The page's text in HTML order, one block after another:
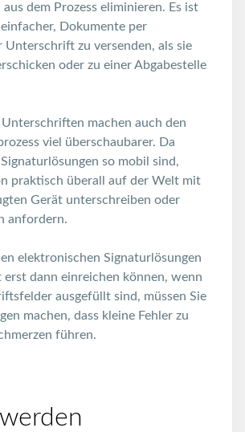
aus dem Prozess eliminieren. Es ist
Dokumente per
Unterschrift zu versenden, als sie
oder zu einer Abgabestelle
machen auch den
viel überschaubarer. Da
so mobil sind,
praktisch überall auf der Welt mit
Gerät unterschreiben oder
anfordern.
elektronischen Signaturlösungen
erst dann einreichen können, wenn
ausgefüllt sind, müssen Sie
machen, dass kleine Fehler zu
führen.